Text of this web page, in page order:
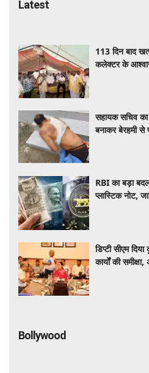
Latest
113 दिन बाद
कलेक्टर के
सहायक सचिव
बनाकर बेरहमी
RBI का बड़ा
प्लास्टिक नोट,
डिप्टी सीएम
कार्यों की
Bollywood